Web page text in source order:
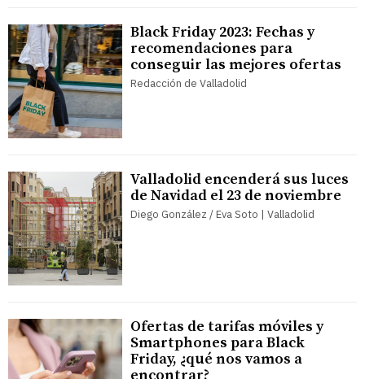
Black Friday 2023: Fechas y
recomendaciones para
conseguir las mejores ofertas
Redacción de Valladolid
Valladolid encenderá sus luces
de Navidad el 23 de noviembre
Diego González / Eva Soto | Valladolid
Ofertas de tarifas móviles y
Smartphones para Black
Friday, ¿qué nos vamos a